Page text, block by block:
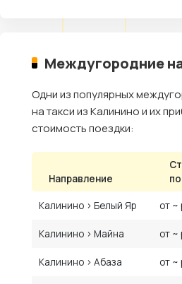
Междугородние
Одни из популярных
на такси из Калинино и их
стоимость поездки:
Направление
Калинино › Белый Яр от ~
Калинино › Майна от ~
Калинино › Абаза от ~